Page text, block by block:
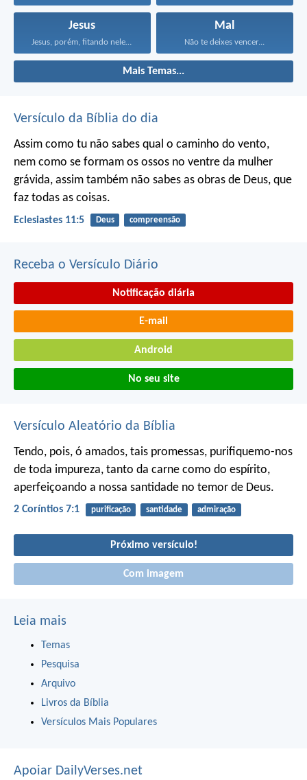
Jesus
Jesus, porém, fitando neles...
Mal
Não te deixes vencer...
Mais Temas...
Versículo da Bíblia do dia
Assim como tu não sabes qual o caminho do vento,
nem como se formam os ossos no ventre da mulher
grávida, assim também não sabes as obras de Deus, que
faz todas as coisas.
Eclesiastes 11:5 Deus compreensão
Receba o Versículo Diário
Notificação diária
E-mail
Android
No seu site
Versículo Aleatório da Bíblia
Tendo, pois, ó amados, tais promessas, purifiquemo-nos
de toda impureza, tanto da carne como do espírito,
aperfeiçoando a nossa santidade no temor de Deus.
2 Coríntios 7:1 purificação santidade admiração
Próximo versículo!
Com imagem
Leia mais
Temas
Pesquisa
Arquivo
Livros da Bíblia
Versículos Mais Populares
Apoiar DailyVerses.net